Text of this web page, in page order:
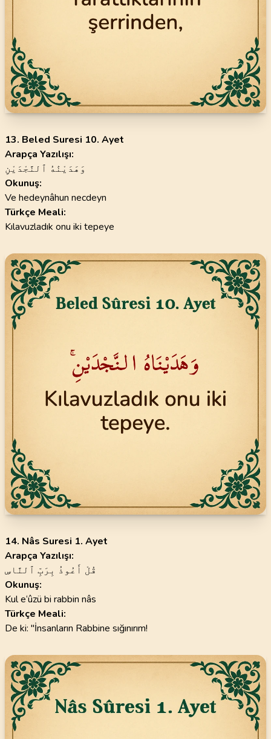
13. Beled Suresi 10. Ayet
Arapça Yazılışı:
وَهَدَيْنَٰهُ ٱلنَّجْدَيْنِ
Okunuş:
Ve hedeynâhun necdeyn
Türkçe Meali:
Kılavuzladık onu iki tepeye
14. Nâs Suresi 1. Ayet
Arapça Yazılışı:
قُلْ أَعُوذُ بِرَبِّ ٱلنَّاسِ
Okunuş:
Kul e‘ûzü bi rabbin nâs
Türkçe Meali:
De ki: "İnsanların Rabbine sığınırım!